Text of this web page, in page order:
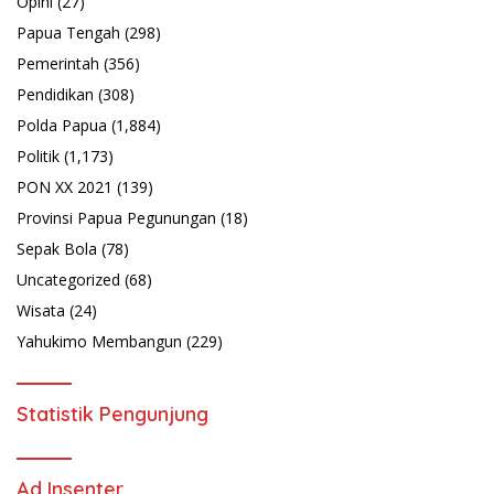
Papua Tengah (298)
Pemerintah (356)
Pendidikan (308)
Polda Papua (1,884)
Politik (1,173)
PON XX 2021 (139)
Provinsi Papua Pegunungan (18)
Sepak Bola (78)
Uncategorized (68)
Wisata (24)
Yahukimo Membangun (229)
Statistik Pengunjung